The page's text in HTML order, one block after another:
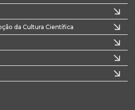
da Cultura Científica